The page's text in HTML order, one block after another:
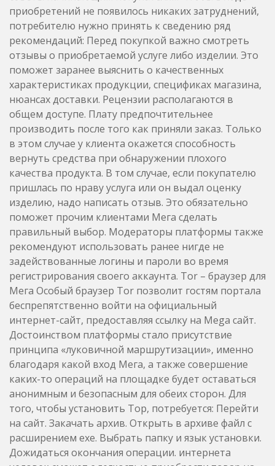
приобретений не появилось никаких затруднений,
потребителю нужно принять к сведению ряд
рекомендаций: Перед покупкой важно смотреть
отзывы о приобретаемой услуге либо изделии. Это
поможет заранее выяснить о качественных
характеристиках продукции, спецификах магазина,
нюансах доставки. Рецензии располагаются в
общем доступе. Плату предпочтительнее
производить после того как приняли заказ. Только
в этом случае у клиента окажется способность
вернуть средства при обнаружении плохого
качества продукта. В том случае, если покупателю
пришлась по нраву услуга или он выдал оценку
изделию, надо написать отзыв. Это обязательно
поможет прочим клиентами Мега сделать
правильный выбор. Модераторы платформы также
рекомендуют использовать ранее нигде не
задействованные логины и пароли во время
регистрирования своего аккаунта. Tor – браузер для
Мега Особый браузер Tor позволит гостям портала
беспрепятственно войти на официальный
интернет-сайт, предоставляя ссылку на Mega сайт.
Достоинством платформы стало присутствие
принципа «луковичной маршрутизации», именно
благодаря какой вход Мега, а также совершение
каких-то операций на площадке будет оставаться
анонимным и безопасным для обеих сторон. Для
того, чтобы установить Тор, потребуется: Перейти
на сайт. Закачать архив. Открыть в архиве файл с
расширением exe. Выбрать папку и язык установки.
Дожидаться окончания операции. интернета